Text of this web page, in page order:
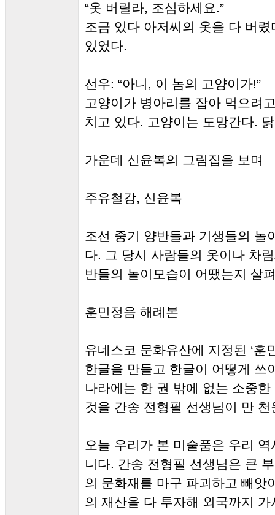
“옷 버릴라, 조심하세요.”
조금 있다 아저씨의 옷을 다 버
있었다.
선우: “아니, 이 놈의 고양이가!”
고양이가 병아리를 잡아 먹으려
치고 있다. 고양이는 도망간다.
가운데 신윤복의 그림집을 보며
주유철강, 신윤복
조선 중기 양반들과 기생들의 놀
다. 그 당시 사람들의 옷이나 차
반들의 놀이모습이 어땠는지 살
훈민정음 해례본
유네스코 문화유산에 지정된 ‘훈
한글을 만들고 한글이 어떻게 쓰
나라에는 한 권 밖에 없는 소중
것을 간송 전형필 선생님이 만
오늘 우리가 본 미술품은 우리
니다. 간송 전형필 선생님은 큰
의 문화재를 마구 파괴하고 빼앗
의 재산을 다 투자해 외국까지